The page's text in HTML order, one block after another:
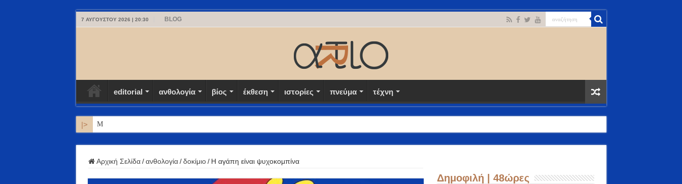
7 ΑΥΓΟΎΣΤΟΥ 2026 | 20:30 BLOG
editorial ανθολογία βίος έκθεση ιστορίες πνεύμα τέχνη
|> ΜΥΚΟΝΟΣ
Αρχική Σελίδα / ανθολογία / δοκίμιο / Η αγάπη είναι ψυχοκομπίνα
Δημοφιλή | 48ώρες